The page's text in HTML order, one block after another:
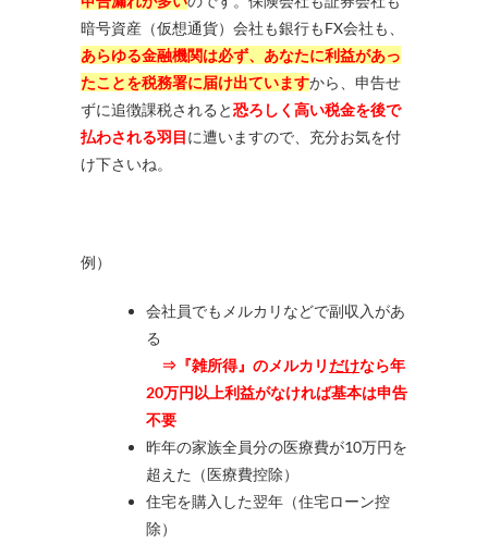
暗号資産（仮想通貨）会社も銀行もFX会社も、
あらゆる金融機関は必ず、あなたに利益があっ
たことを税務署に届け出ていますから、申告せ
ずに追徴課税されると恐ろしく高い税金を後で
払わされる羽目に遭いますので、充分お気を付
け下さいね。
例）
会社員でもメルカリなどで副収入があ
る
⇒『雑所得』のメルカリ だけなら年
20万円以上利益がなければ基本は申告
不要
昨年の家族全員分の医療費が10万円を
超えた（医療費控除）
住宅を購入した翌年（住宅ローン控
除）